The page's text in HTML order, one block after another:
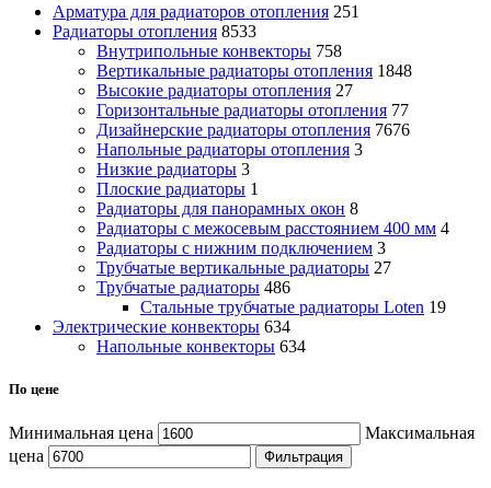
Арматура для радиаторов отопления 251
Радиаторы отопления 8533
Внутрипольные конвекторы 758
Вертикальные радиаторы отопления 1848
Высокие радиаторы отопления 27
Горизонтальные радиаторы отопления 77
Дизайнерские радиаторы отопления 7676
Напольные радиаторы отопления 3
Низкие радиаторы 3
Плоские радиаторы 1
Радиаторы для панорамных окон 8
Радиаторы с межосевым расстоянием 400 мм 4
Радиаторы с нижним подключением 3
Трубчатые вертикальные радиаторы 27
Трубчатые радиаторы 486
Cтальные трубчатые радиаторы Loten 19
Электрические конвекторы 634
Напольные конвекторы 634
По цене
Минимальная цена
Максимальная
цена
Фильтрация